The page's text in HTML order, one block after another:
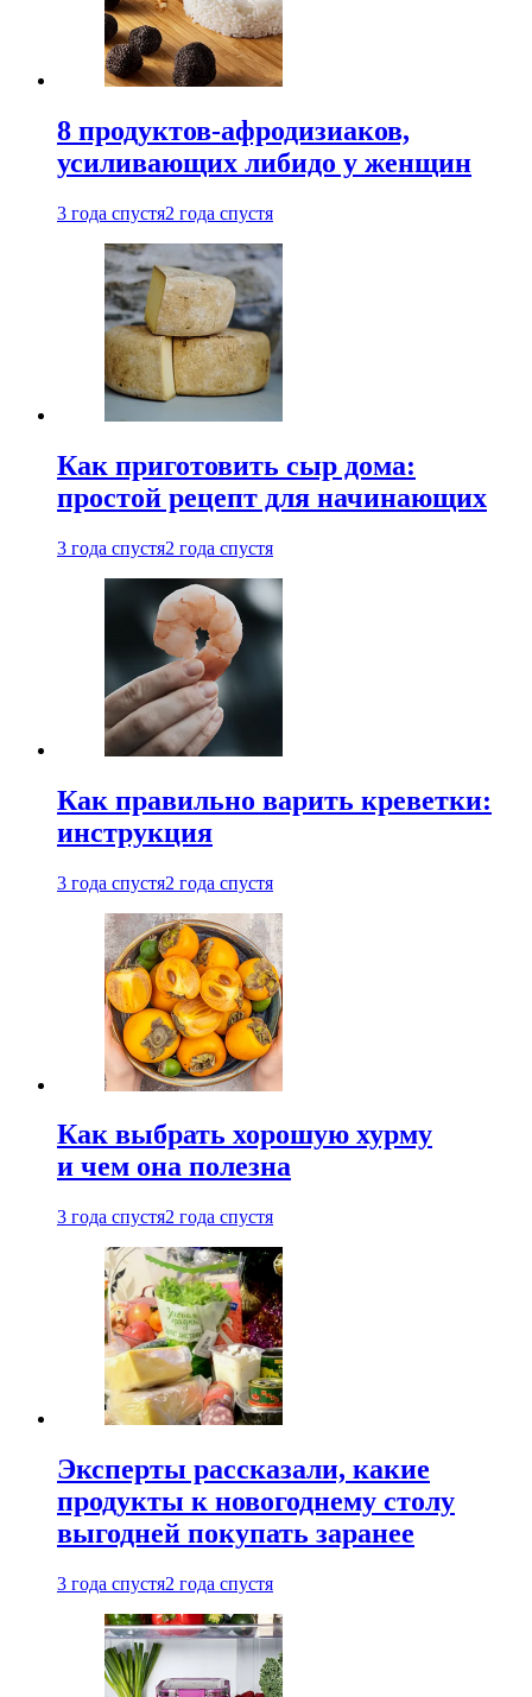
8 продуктов-афродизиаков,
усиливающих либидо у женщин
3 года спустя2 года спустя
Как приготовить сыр дома:
простой рецепт для начинающих
3 года спустя2 года спустя
Как правильно варить креветки:
инструкция
3 года спустя2 года спустя
Как выбрать хорошую хурму
и чем она полезна
3 года спустя2 года спустя
Эксперты рассказали, какие
продукты к новогоднему столу
выгодней покупать заранее
3 года спустя2 года спустя